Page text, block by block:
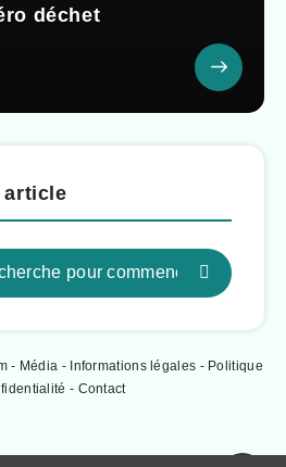
déchet
article
- Média - Informations légales - Politique
- Contact